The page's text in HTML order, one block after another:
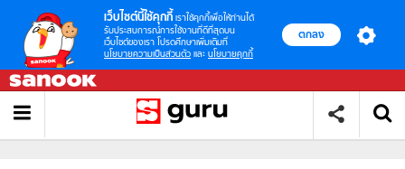
เว็บไซต์นี้ใช้คุกกี้ เราใช้คุกกี้เพื่อให้ท่านได้
รับประสบการณ์การใช้งานที่ดีที่สุดบน
เว็บไซต์ของเรา โปรดศึกษาเพิ่มเติมที่
นโยบายความเป็นส่วนตัว และ นโยบายคุกกี้
ตกลง